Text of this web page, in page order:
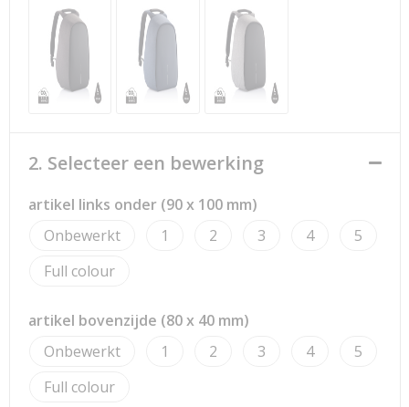
Strandtassen
Toilettassen
Waterbestendige tassen
Autotassen
Goodiebags
Aktetassen
2. Selecteer een bewerking
artikel links onder (90 x 100 mm)
Onbewerkt
1 2 3 4
5
Full colour
artikel bovenzijde (80 x 40 mm)
Onbewerkt
1 2 3 4
5
Full colour